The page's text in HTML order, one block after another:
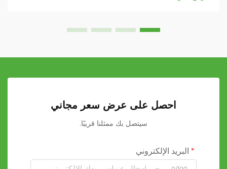
احصل على عرض سعر مجاني
سيتصل بك ممثلنا قريبًا.
البريد الإلكتروني